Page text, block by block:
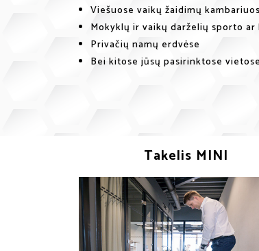
Viešuose vaikų žaidimų
Mokyklų ir vaikų darželių sporto ar
Privačių namų erdvėse
Bei kitose jūsų pasirinktose vietose
Takelis MINI